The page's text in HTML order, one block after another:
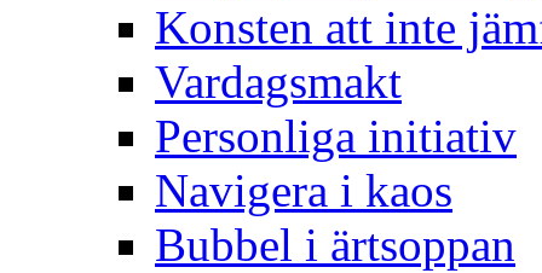
Konsten att inte
Vardagsmakt
Personliga initiativ
Navigera i kaos
Bubbel i ärtsoppan